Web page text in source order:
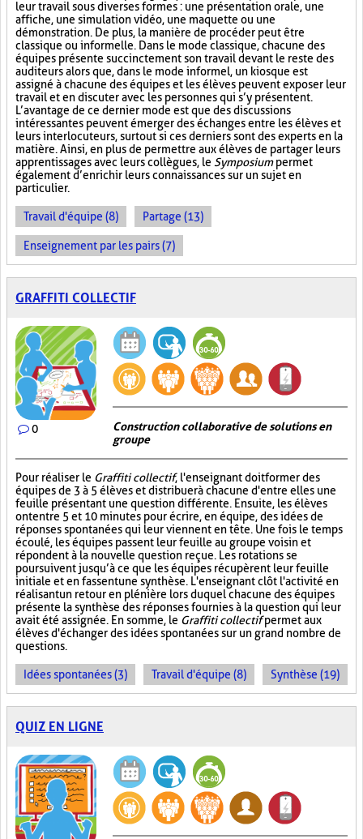
leur travail sous diverses formes : une présentation orale, une
affiche, une simulation vidéo, une maquette ou une
démonstration. De plus, la manière de procéder peut être
classique ou informelle. Dans le mode classique, chacune des
équipes présente succinctement son travail devant le reste des
auditeurs alors que, dans le mode informel, un kiosque est
assigné à chacune des équipes et les élèves peuvent exposer leur
travail et en discuter avec les personnes qui s’y présentent.
L’avantage de ce dernier mode est que des discussions
intéressantes peuvent émerger des échanges entre les élèves et
leurs interlocuteurs, surtout si ces derniers sont des experts en la
matière. Ainsi, en plus de permettre aux élèves de partager leurs
apprentissages avec leurs collègues, le Symposiumpermet
également d’enrichir leurs connaissances sur un sujet en
particulier.
Travail d'équipe (8) Partage (13)
Enseignement par les pairs (7)
GRAFFITI COLLECTIF
0
Construction collaborative de solutions en
groupe
Pour réaliser le Graffiti collectif, l'enseignant doit former des
équipes de 3 à 5 élèves et distribuer à chacune d'entre elles une
feuille présentant une question différente. Ensuite, les élèves
ont entre 5 et 10 minutes pour écrire, en équipe, des idées de
réponses spontanées qui leur viennent en tête. Une fois le temps
écoulé, les équipes passent leur feuille au groupe voisin et
répondent à la nouvelle question reçue. Les rotations se
poursuivent jusqu’à ce que les équipes récupèrent leur feuille
initiale et en fassent une synthèse. L'enseignant clôt l'activité en
réalisant un retour en plénière lors duquel chacune des équipes
présente la synthèse des réponses fournies à la question qui leur
avait été assignée. En somme, le Graffiti collectifpermet aux
élèves d'échanger des idées spontanées sur un grand nombre de
questions.
Idées spontanées (3) Travail d'équipe (8) Synthèse (19)
QUIZ EN LIGNE